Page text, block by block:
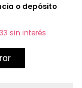
o depósito
sin interés